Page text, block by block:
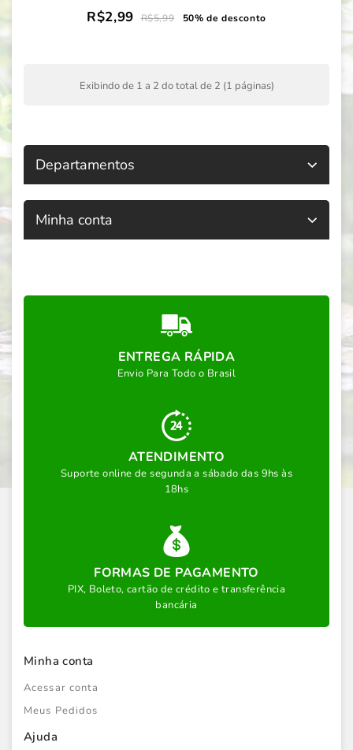
R$2,99 R$5,99 50% de desconto
Exibindo de 1 a 2 do total de 2 (1 páginas)
Departamentos
Minha conta
ENTREGA RÁPIDA
Envio Para Todo o Brasil
ATENDIMENTO
Suporte online de segunda a sábado das 9hs às
18hs
FORMAS DE PAGAMENTO
PIX, Boleto, cartão de crédito e transferência
bancária
Minha conta
Acessar conta
Meus Pedidos
Ajuda